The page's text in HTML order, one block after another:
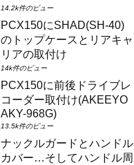
14.2k件のビュー
PCX150にSHAD(SH-40)
のトップケースとリアキャ
リアの取付け
14k件のビュー
PCX150に前後ドライブレ
コーダー取付け(AKEEYO
AKY-968G)
13.5k件のビュー
ナックルガードとハンドル
カバー…そしてハンドル周